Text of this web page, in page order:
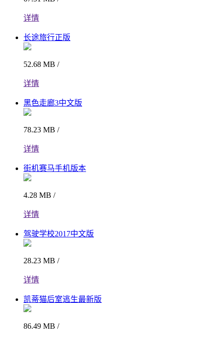
详情
长途旅行正版
52.68 MB /
详情
黑色走廊3中文版
78.23 MB /
详情
街机赛马手机版本
4.28 MB /
详情
驾驶学校2017中文版
28.23 MB /
详情
凯蒂猫后室逃生最新版
86.49 MB /